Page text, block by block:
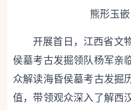
熊形玉
开展首日，江西省文
侯墓考古发掘领队杨军亲
众解读海昏侯墓考古发掘
值，带领观众深入了解西